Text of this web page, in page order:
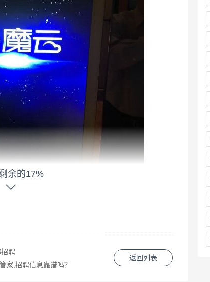
余的17%
返回列表
聘
家,招聘信息靠谱吗？